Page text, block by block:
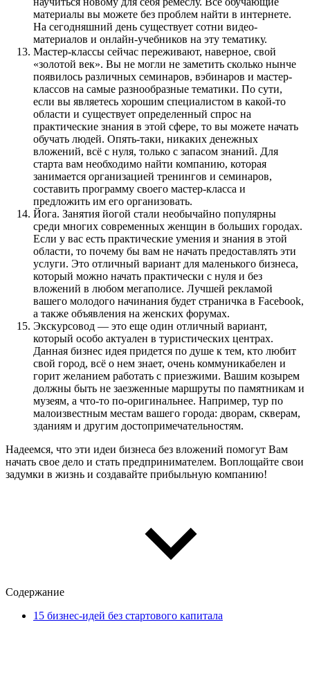
материалы вы можете без проблем найти в интернете.
На сегодняшний день существует сотни видео-
материалов и онлайн-учебников на эту тематику.
Мастер-классы сейчас переживают, наверное, свой
«золотой век». Вы не могли не заметить сколько нынче
появилось различных семинаров, вэбинаров и мастер-
классов на самые разнообразные тематики. По сути,
если вы являетесь хорошим специалистом в какой-то
области и существует определенный спрос на
практические знания в этой сфере, то вы можете начать
обучать людей. Опять-таки, никаких денежных
вложений, всё с нуля, только с запасом знаний. Для
старта вам необходимо найти компанию, которая
занимается организацией тренингов и семинаров,
составить программу своего мастер-класса и
предложить им его организовать.
Йога. Занятия йогой стали необычайно популярны
среди многих современных женщин в больших городах.
Если у вас есть практические умения и знания в этой
области, то почему бы вам не начать предоставлять эти
услуги. Это отличный вариант для маленького бизнеса,
который можно начать практически с нуля и без
вложений в любом мегаполисе. Лучшей рекламой
вашего молодого начинания будет страничка в Facebook,
а также объявления на женских форумах.
Экскурсовод — это еще один отличный вариант,
который особо актуален в туристических центрах.
Данная бизнес идея придется по душе к тем, кто любит
свой город, всё о нем знает, очень коммуникабелен и
горит желанием работать с приезжими. Вашим козырем
должны быть не заезженные маршруты по памятникам и
музеям, а что-то по-оригинальнее. Например, тур по
малоизвестным местам вашего города: дворам, скверам,
зданиям и другим достопримечательностям.
Надеемся, что эти идеи бизнеса без вложений помогут Вам
начать свое дело и стать предпринимателем. Воплощайте свои
задумки в жизнь и создавайте прибыльную компанию!
Содержание
15 бизнес-идей без стартового капитала